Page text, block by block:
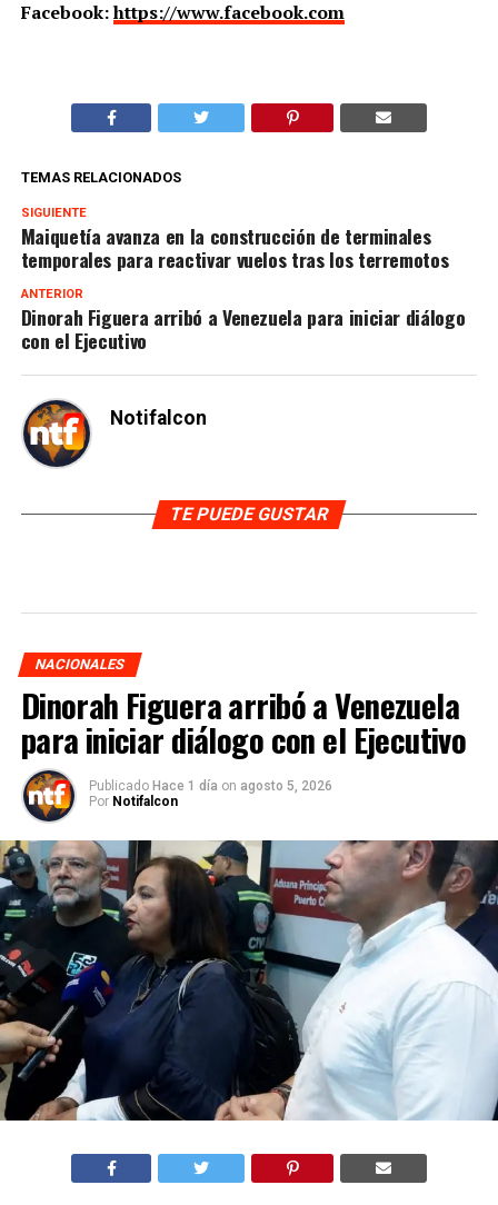
Facebook:https://www.facebook.com
TEMAS RELACIONADOS
SIGUIENTE
Maiquetía avanza en la construcción de terminales
temporales para reactivar vuelos tras los terremotos
ANTERIOR
Dinorah Figuera arribó a Venezuela para iniciar diálogo
con el Ejecutivo
Notifalcon
TE PUEDE GUSTAR
NACIONALES
Dinorah Figuera arribó a Venezuela
para iniciar diálogo con el Ejecutivo
Publicado Hace 1 día on agosto 5, 2026
Por Notifalcon